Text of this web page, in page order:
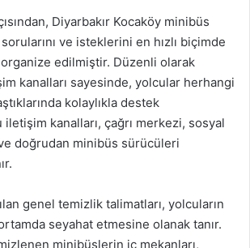
Diyarbakır Kocaköy minibüs
ve isteklerini en hızlı biçimde
edilmiştir. Düzenli olarak
kanalları sayesinde, yolcular herhangi
kolaylıkla destek
kanalları, çağrı merkezi, sosyal
doğrudan minibüs sürücüleri
genel temizlik talimatları, yolcuların
seyahat etmesine olanak tanır.
minibüslerin iç mekanları,